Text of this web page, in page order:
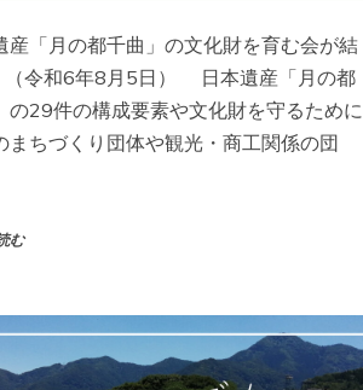
産「月の都千曲」の文化財を育む会が結
令和6年8月5日） 日本遺産「月の都
の29件の構成要素や文化財を守るために
まちづくり団体や観光・商工関係の団
む